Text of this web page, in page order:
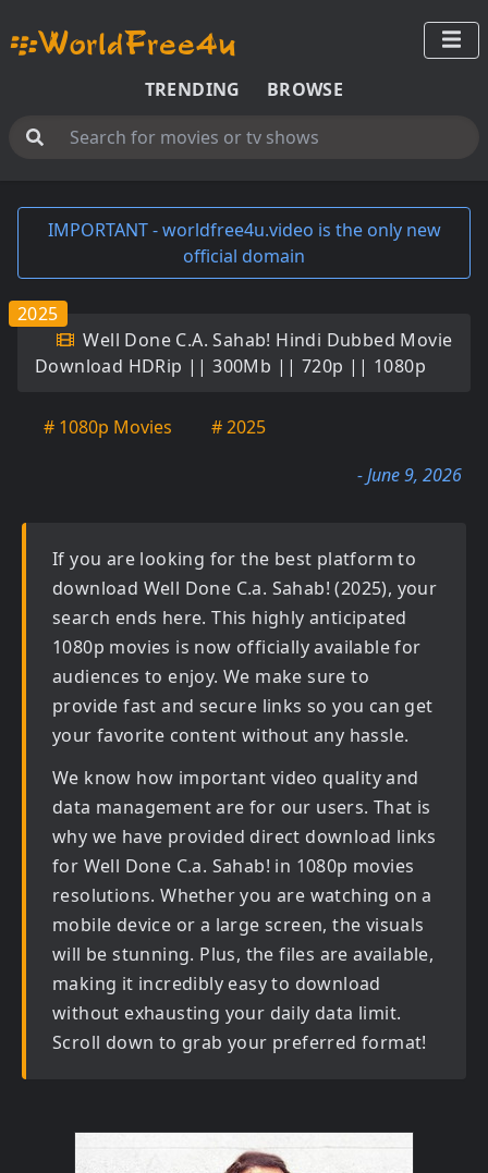
TRENDING BROWSE
IMPORTANT - worldfree4u.video is the only new
official domain
Well Done C.A. Sahab! Hindi Dubbed Movie
Download HDRip || 300Mb || 720p || 1080p
2025
# 1080p Movies
# 2025
- June 9, 2026
If you are looking for the best platform to
download Well Done C.a. Sahab! (2025), your
search ends here. This highly anticipated
1080p movies is now officially available for
audiences to enjoy. We make sure to
provide fast and secure links so you can get
your favorite content without any hassle.
We know how important video quality and
data management are for our users. That is
why we have provided direct download links
for Well Done C.a. Sahab! in 1080p movies
resolutions. Whether you are watching on a
mobile device or a large screen, the visuals
will be stunning. Plus, the files are available,
making it incredibly easy to download
without exhausting your daily data limit.
Scroll down to grab your preferred format!